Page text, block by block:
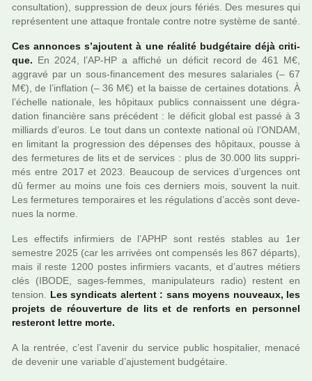
consul­ta­tion), sup­pres­sion de deux jours fériés. Des mesu­res qui
repré­sen­tent une atta­que fron­tale contre notre sys­tème de santé.
Ces annon­ces s’ajou­tent à une réa­lité bud­gé­taire déjà cri­ti­
que. En 2024, l’AP-HP a affi­ché un défi­cit record de 461 M€,
aggravé par un sous-finan­ce­ment des mesu­res sala­ria­les (– 67
M€), de l’infla­tion (– 36 M€) et la baisse de cer­tai­nes dota­tions. À
l’échelle natio­nale, les hôpi­taux publics connais­sent une dégra­
da­tion finan­cière sans pré­cé­dent : le défi­cit global est passé à 3
mil­liards d’euros. Le tout dans un contexte natio­nal où l’ONDAM,
en limi­tant la pro­gres­sion des dépen­ses des hôpi­taux, pousse à
des fer­me­tu­res de lits et de ser­vi­ces : plus de 30.000 lits sup­pri­
més entre 2017 et 2023. Beaucoup de ser­vi­ces d’urgen­ces ont
dû fermer au moins une fois ces der­niers mois, sou­vent la nuit.
Les fer­me­tu­res tem­po­rai­res et les régu­la­tions d’accès sont deve­
nues la norme.
Les effec­tifs infir­miers de l’APHP sont restés sta­bles au 1er
semes­tre 2025 (car les arri­vées ont com­pen­sés les 867 départs),
mais il reste 1200 postes infir­miers vacants, et d’autres métiers
clés (IBODE, sages-femmes, mani­pu­la­teurs radio) res­tent en
ten­sion. Les syn­di­cats aler­tent : sans moyens nou­veaux, les
pro­jets de réou­ver­ture de lits et de ren­forts en per­son­nel
res­te­ront lettre morte.
A la ren­trée, c’est l’avenir du ser­vice public hos­pi­ta­lier, menacé
de deve­nir une varia­ble d’ajus­te­ment bud­gé­taire.